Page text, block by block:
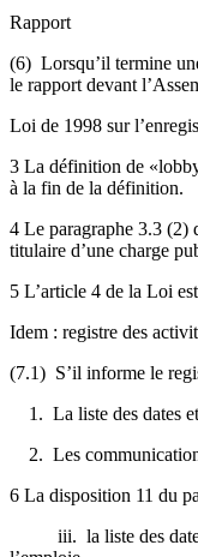
Rapport
(6) Lorsqu’il termine
le rapport devant
Loi de 1998 sur
3 La définition de
à la fin de la définition.
4 Le paragraphe 3.3 (2)
titulaire d’une charge
5 L’article 4 de la Loi
Idem : registre des
(7.1) S’il informe le
1. La liste des dates et
2. Les
6 La disposition 11 du
iii. la liste des dates et